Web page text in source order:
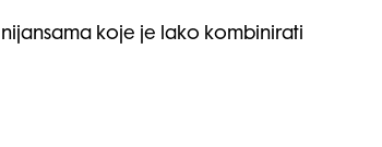
koje je lako kombinirati